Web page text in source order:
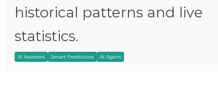
historical patterns and live
statistics.
AI Assistant Smart Predictions AI Agent